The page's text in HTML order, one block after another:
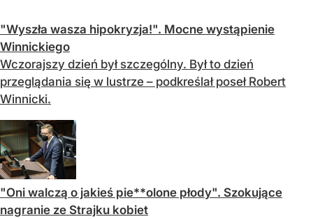
"Wyszła wasza hipokryzja!". Mocne wystąpienie
Winnickiego
Wczorajszy dzień był szczególny. Był to dzień
przeglądania się w lustrze – podkreślał poseł Robert
Winnicki.
"Oni walczą o jakieś pie**olone płody". Szokujące
nagranie ze Strajku kobiet